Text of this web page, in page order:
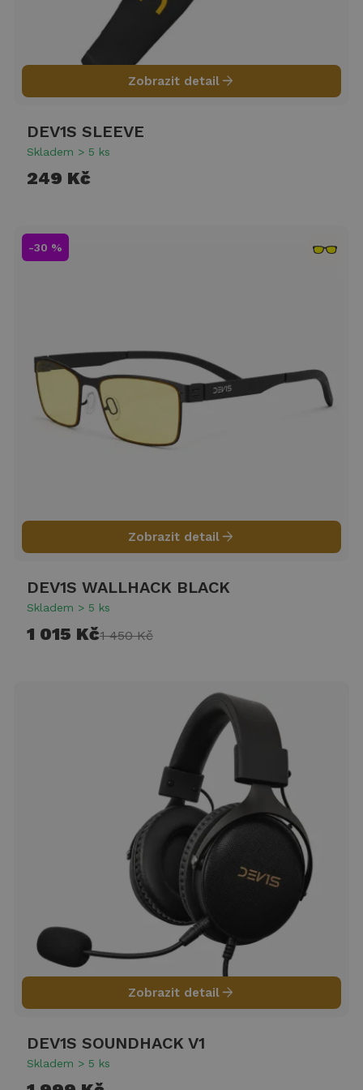
Zobrazit detailarrow_forward
DEV1S SLEEVE
Skladem > 5 ks
249 Kč
-30 %
Zobrazit detailarrow_forward
DEV1S WALLHACK BLACK
Skladem > 5 ks
1 015 Kč1 450 Kč
Zobrazit detailarrow_forward
DEV1S SOUNDHACK V1
Skladem > 5 ks